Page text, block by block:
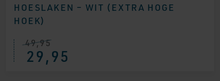
HOESLAKEN – WIT (EXTRA HOGE
HOEK)
49,95
29,95